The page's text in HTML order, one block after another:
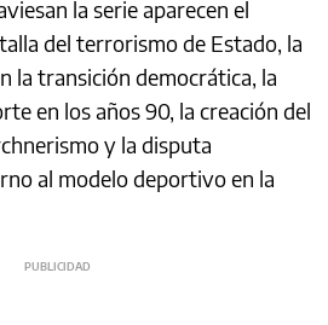
la serie aparecen el
del terrorismo de Estado, la
la transición democrática, la
en los años 90, la creación del
y la disputa
al modelo deportivo en la